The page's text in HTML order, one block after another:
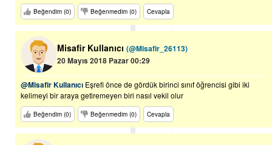
Beğendim (0) Beğenmedim (0) Cevapla
Misafir Kullanıcı (@Misafir_26113)
20 Mayıs 2018 Pazar 00:29
@Misafir Kullanıcı Eşrefi önce de gördük birinci sınıf öğrencisi gibi iki
kelimeyi bir araya getiremeyen biri nasıl vekil olur
Beğendim (0) Beğenmedim (0) Cevapla